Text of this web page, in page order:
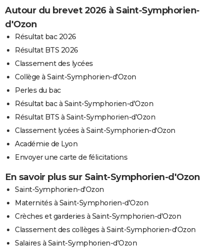
Autour du brevet 2026 à Saint-Symphorien-
d'Ozon
Résultat bac 2026
Résultat BTS 2026
Classement des lycées
Collège à Saint-Symphorien-d'Ozon
Perles du bac
Résultat bac à Saint-Symphorien-d'Ozon
Résultat BTS à Saint-Symphorien-d'Ozon
Classement lycées à Saint-Symphorien-d'Ozon
Académie de Lyon
Envoyer une carte de félicitations
En savoir plus sur Saint-Symphorien-d'Ozon
Saint-Symphorien-d'Ozon
Maternités à Saint-Symphorien-d'Ozon
Crèches et garderies à Saint-Symphorien-d'Ozon
Classement des collèges à Saint-Symphorien-d'Ozon
Salaires à Saint-Symphorien-d'Ozon